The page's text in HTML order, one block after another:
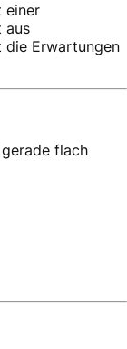
einer
aus
die Erwartungen
flach